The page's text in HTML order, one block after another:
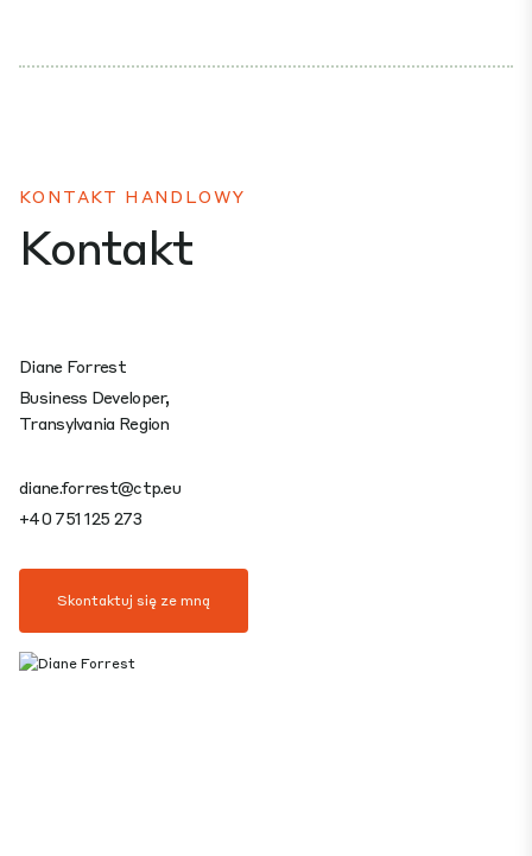
KONTAKT HANDLOWY
Kontakt
Diane Forrest
Business Developer,
Transylvania Region
diane.forrest@ctp.eu
+40 751 125 273
Skontaktuj się ze mną